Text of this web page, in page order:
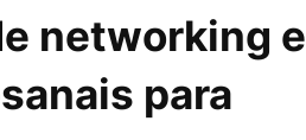
networking e
para